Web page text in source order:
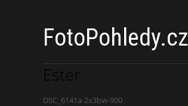
FotoPohledy.cz
Ester
DSC_6141a-2x3bw-900